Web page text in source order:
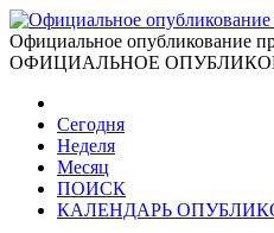
Официальное опубликование
ОФИЦИАЛЬНОЕ
Сегодня
Неделя
Месяц
ПОИСК
КАЛЕНДАРЬ